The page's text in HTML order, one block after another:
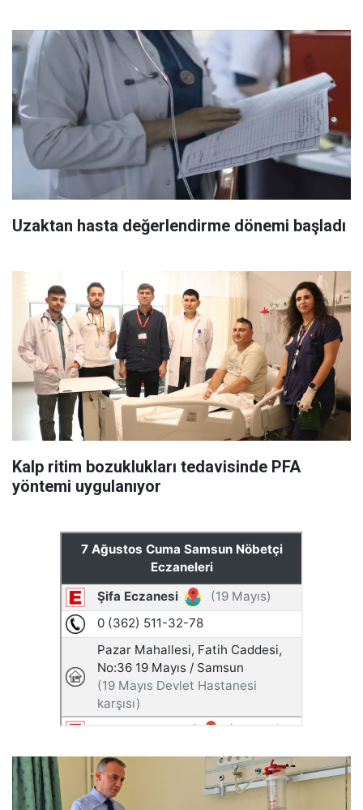
Uzaktan hasta değerlendirme dönemi başladı
Kalp ritim bozuklukları tedavisinde PFA
yöntemi uygulanıyor